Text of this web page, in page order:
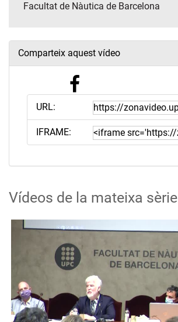
Facultat de Nàutica de Barcelona
Comparteix aquest vídeo
URL:
IFRAME:
Vídeos de la mateixa sèrie